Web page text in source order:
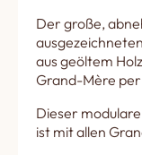
Der große,
aus geöltem
Grand-Mère
Dieser
ist mit allen